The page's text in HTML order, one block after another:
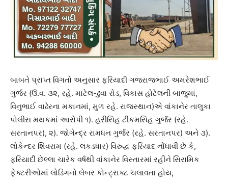
બાબતે પ્રાપ્ત વિગતો અનુસાર ફરિયાદી ગજરાજભાઈ અમરેશભાઈ
ગુર્જર (ઉં.વ. ૩૨, રહે. માટેલ-ઢુવા રોડ, વિકાસ હોટેલની બાજુમાં,
વિનુભાઈ વાઢેરના મકાનમાં, મુળ રહે. રાજસ્થાન)એ વાંકાનેર તાલુકા
પોલીસ મથકમાં આરોપી ૧). હરીસિંહ ટીકમસિંહ ગુર્જર (રહે.
સરતાનપર), ૨). જોગેન્દ્ર રામધન ગુર્જર (રહે. સરતાનપર) અને ૩).
લોકેન્દર શિવરામ (રહે. લકડધાર) વિરુદ્ધ ફરિયાદ નોંધાવી છે કે,
ફરિયાદી છેલ્લા ચારેક વર્ષથી વાંકાનેર વિસ્તારમાં રહીને સિરામિક
ફેક્ટરીઓમાં લોડિંગનો લેબર કોન્ટ્રાક્ટ ચલાવતા હોય,